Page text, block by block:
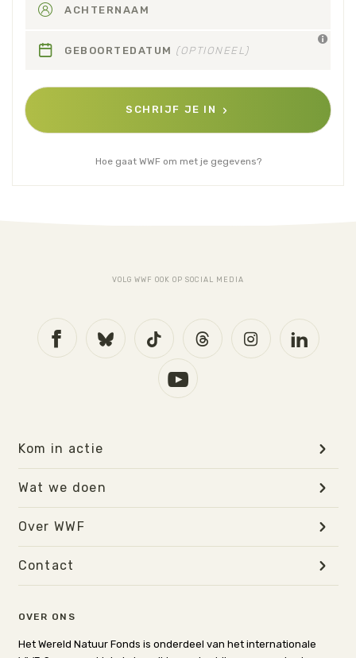
ACHTERNAAM
GEBOORTEDATUM (OPTIONEEL)
SCHRIJF JE IN
Hoe gaat WWF om met je gegevens?
VOLG WWF OOK OP SOCIAL MEDIA
OVER ONS
Het Wereld Natuur Fonds is onderdeel van het internationale
Kom in actie
Wat we doen
Over WWF
Contact